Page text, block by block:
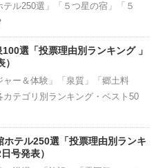
ル250選」「５つ星の宿」「５
選「投票理由別ランキング 」
ャー＆体験」「泉質」「郷土料
テゴリ別ランキング・ベスト50
テル250選「投票理由別ランキ
号発表）